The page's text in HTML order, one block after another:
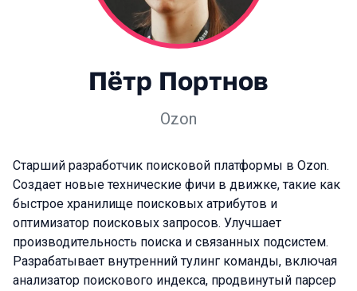
Пётр Портнов
Ozon
Старший разработчик поисковой платформы в Ozon.
Создает новые технические фичи в движке, такие как
быстрое хранилище поисковых атрибутов и
оптимизатор поисковых запросов. Улучшает
производительность поиска и связанных подсистем.
Разрабатывает внутренний тулинг команды, включая
анализатор поискового индекса, продвинутый парсер